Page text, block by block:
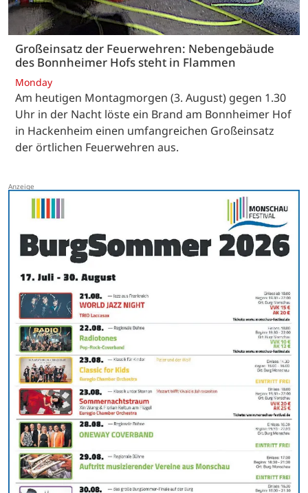
Großeinsatz der Feuerwehren: Nebengebäude
des Bonnheimer Hofs steht in Flammen
Monday
Am heutigen Montagmorgen (3. August) gegen 1.30
Uhr in der Nacht löste ein Brand am Bonnheimer Hof
in Hackenheim einen umfangreichen Großeinsatz
der örtlichen Feuerwehren aus.